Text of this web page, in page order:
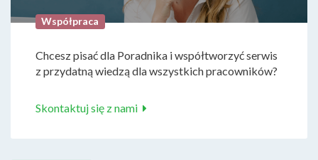
Współpraca
Chcesz pisać dla Poradnika i współtworzyć serwis
z przydatną wiedzą dla wszystkich pracowników?
Skontaktuj się z nami